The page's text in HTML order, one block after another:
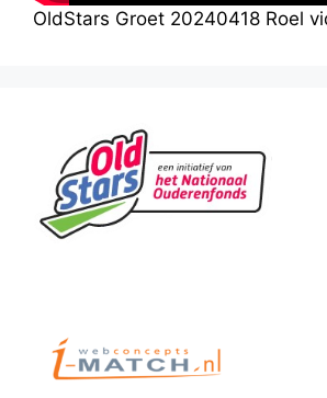
OldStars Groet 20240418 Roel